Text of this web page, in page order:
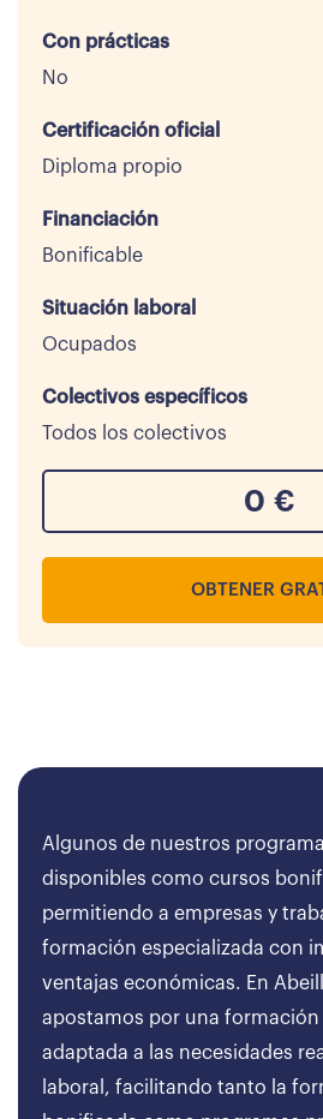
Con prácticas
No
Certificación oficial
Diploma propio
Financiación
Bonificable
Situación laboral
Ocupados
Colectivos específicos
Todos los colectivos
0 €
OBTENER
Algunos de nuestros
disponibles como cursos
permitiendo a empresas y
formación especializada con
ventajas económicas. En
apostamos por una
adaptada a las necesidades
laboral, facilitando tanto la